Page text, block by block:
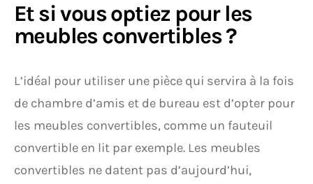
Et si vous optiez pour les
meubles convertibles ?
L’idéal pour utiliser une pièce qui servira à la fois
de chambre d’amis et de bureau est d’opter pour
les meubles convertibles, comme un fauteuil
convertible en lit par exemple. Les meubles
convertibles ne datent pas d’aujourd’hui,